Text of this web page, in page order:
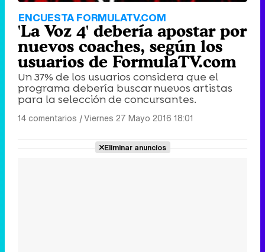
ENCUESTA FORMULATV.COM
'La Voz 4' debería apostar por
nuevos coaches, según los
usuarios de FormulaTV.com
Un 37% de los usuarios considera que el
programa debería buscar nuevos artistas
para la selección de concursantes.
14 comentarios |Viernes 27 Mayo 2016 18:01
Eliminar anuncios